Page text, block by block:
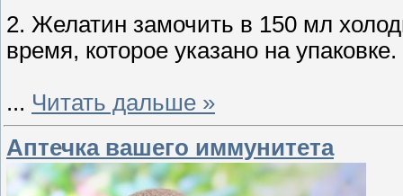
2. Желатин замочить в 150 мл
время, которое указано на упаковке.
... Читать дальше »
Аптечка вашего иммунитета